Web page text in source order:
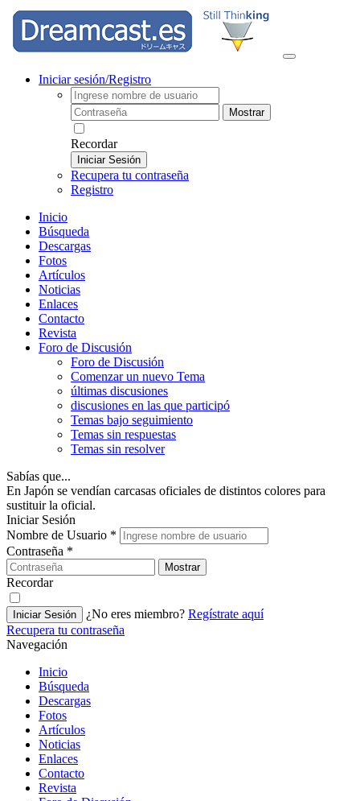
Iniciar sesión/Registro
Mostrar
Recordar
Iniciar Sesión
Recupera tu contraseña
Registro
Inicio
Búsqueda
Descargas
Fotos
Artículos
Noticias
Enlaces
Contacto
Revista
Foro de Discusión
Foro de Discusión
Comenzar un nuevo Tema
últimas discusiones
discusiones en las que participó
Temas bajo seguimiento
Temas sin respuestas
Temas sin resolver
Sabías que...
En Japón se vendían carcasas oficiales de distintos colores para
sustituir la oficial.
Iniciar Sesión
Nombre de Usuario *
Contraseña *
Mostrar
Recordar
Iniciar Sesión ¿No eres miembro? Regístrate aquí
Recupera tu contraseña
Navegación
Inicio
Búsqueda
Descargas
Fotos
Artículos
Noticias
Enlaces
Contacto
Revista